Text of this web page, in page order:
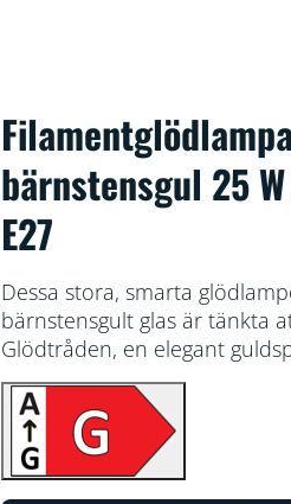
Filamentglödlampa
bärnstensgul 25
E27
Dessa stora, smarta
bärnstensgult glas är tänkta
Glödtråden, en elegant
unikt päronformade lampor
titta på även när de inte lyser.
hundratals nyanser av vitt ljus
svalt, eller schemalägg för